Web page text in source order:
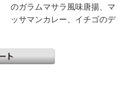
のガラムマサラ風味唐揚、マ
ッサマンカレー、イチゴのデ